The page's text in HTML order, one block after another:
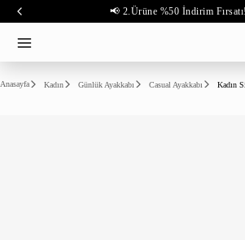
📢 2.Ürüne %50 İndirim Fırsatı!
Anasayfa Kadın Günlük Ayakkabı Casual Ayakkabı Kadın